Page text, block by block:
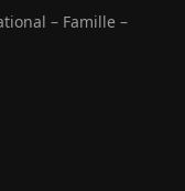
– Famille –